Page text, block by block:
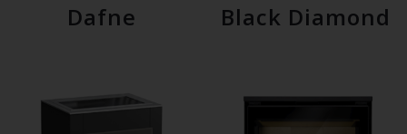
Dafne Black Diamond